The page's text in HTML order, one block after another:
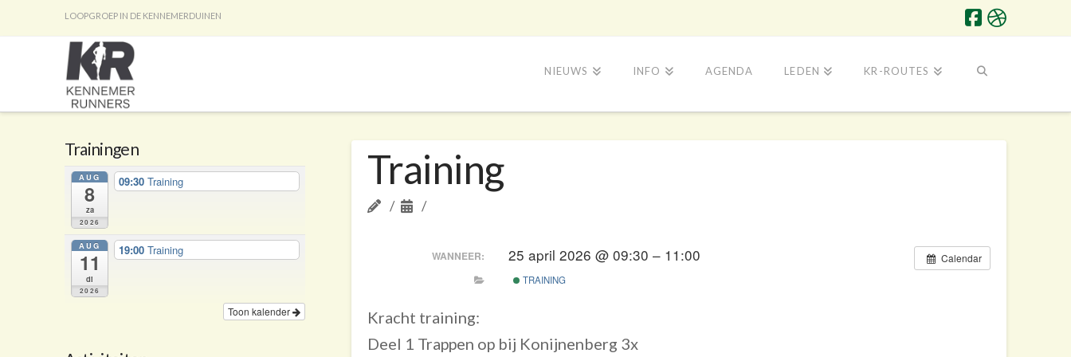
LOOPGROEP IN DE KENNEMERDUINEN
NIEUWS INFO AGENDA LEDEN KR-ROUTES
Training
Calendar
WANNEER: 25 april 2026 @ 09:30 – 11:00
TRAINING
Kracht training:
Deel 1 Trappen op bij Konijnenberg 3x
Trainingen
AUG
8
za
2026
09:30Training
AUG
11
di
2026
19:00Training
Toon kalender